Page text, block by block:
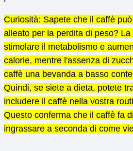
Curiosità: Sapete che il caffè
alleato per la perdita di peso?
stimolare il metabolismo e
calorie, mentre l'assenza di
caffè una bevanda a basso
Quindi, se siete a dieta, potete
includere il caffè nella vostra
Questo conferma che il caffè fa
ingrassare a seconda di come